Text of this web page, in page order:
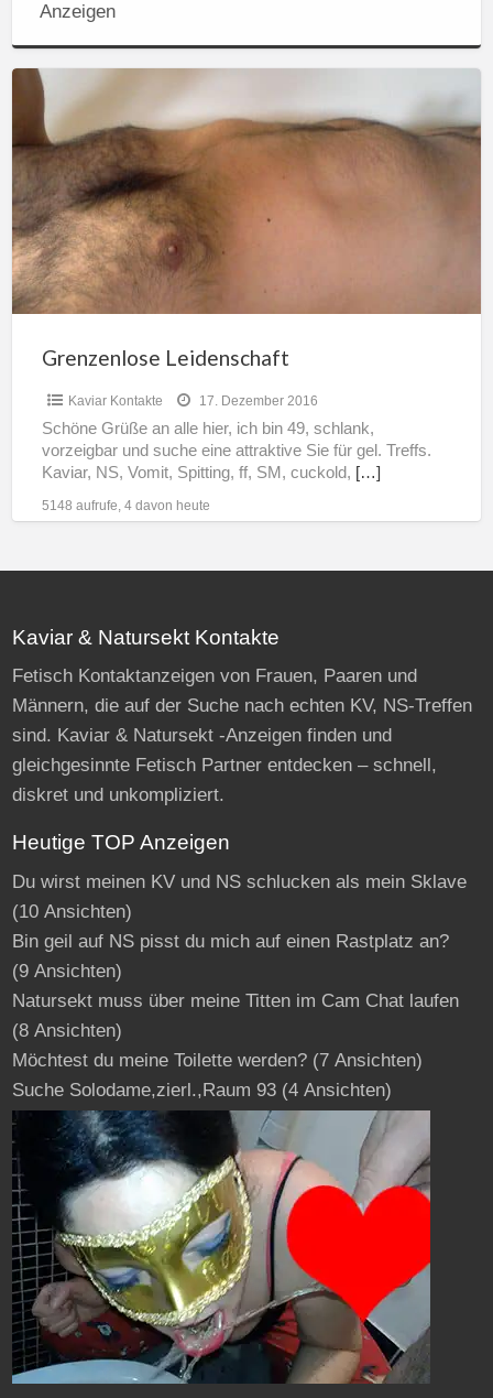
Anzeigen
Grenzenlose
Leidenschaft
Grenzenlose Leidenschaft
Kaviar Kontakte 17. Dezember 2016
Schöne Grüße an alle hier, ich bin 49, schlank,
vorzeigbar und suche eine attraktive Sie für gel. Treffs.
Kaviar, NS, Vomit, Spitting, ff, SM, cuckold, […]
5148 aufrufe, 4 davon heute
Kaviar & Natursekt Kontakte
Fetisch Kontaktanzeigen von Frauen, Paaren und
Männern, die auf der Suche nach echten KV, NS-Treffen
sind. Kaviar & Natursekt -Anzeigen finden und
gleichgesinnte Fetisch Partner entdecken – schnell,
diskret und unkompliziert.
Heutige TOP Anzeigen
Du wirst meinen KV und NS schlucken als mein Sklave
(10 Ansichten)
Bin geil auf NS pisst du mich auf einen Rastplatz an?
(9 Ansichten)
Natursekt muss über meine Titten im Cam Chat laufen
(8 Ansichten)
Möchtest du meine Toilette werden?(7 Ansichten)
Suche Solodame,zierl.,Raum 93(4 Ansichten)